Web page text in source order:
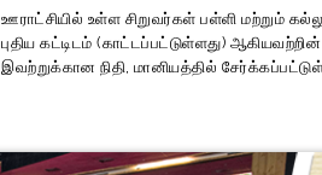
ஊராட்சியில் உள்ள சிறுவர்கள் பள்ளி மற்றும்
புதிய கட்டிடம் (காட்டப்பட்டுள்ளது)
இவற்றுக்கான நிதி, மானியத்தில்